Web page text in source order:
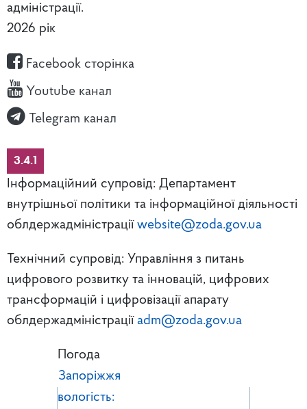
адміністрації.
2026 рік
Facebook сторінка
Youtube канал
Telegram канал
3.4.1
Інформаційний супровід: Департамент
внутрішньої політики та інформаційної діяльності
облдержадміністрації website@zoda.gov.ua
Технічний супровід: Управління з питань
цифрового розвитку та інновацій, цифрових
трансформацій і цифровізації апарату
облдержадміністрації adm@zoda.gov.ua
Погода
Запоріжжя
вологість: